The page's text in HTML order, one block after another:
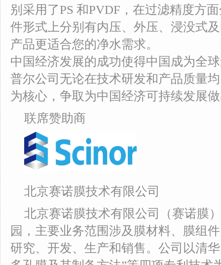
别采用了PS 和PVDF，在过滤精度方
件形式上分别有内压、外压、浸没式
产品更适合您的净水需求。
中国经济发展的成功使得中国成为全
普尔公司无论在技术研发和产品质量
为核心，争取为中国经济可持续发展
联席赞助商
北京赛诺膜技术有限公司
北京赛诺膜技术有限公司（赛诺膜
园，主要业务范围涉及膜材料、膜组
研究、开发、生产和销售。公司以清